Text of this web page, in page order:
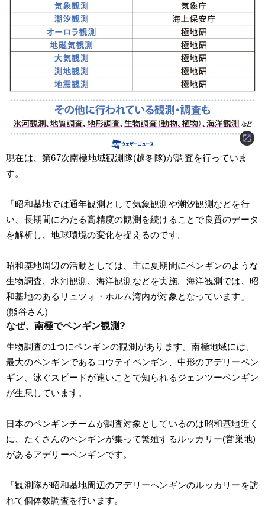
現在は、第67次南極地域観測隊(越冬隊)が調査を行っていま
す。
「昭和基地では通年観測として気象観測や潮汐観測などを行
い、⻑期間にわたる高精度の観測を続けることで良質のデータ
を解析し、地球環境の変化を捉えるのです。
昭和基地周辺の活動としては、主に夏期間にペンギンのような
生物調査、氷河観測、海洋観測などを実施。海洋観測では、昭
和基地のあるリュツォ・ホルム湾内が対象となっています」
(熊谷さん)
なぜ、南極でペンギン観測?
生物調査の1つにペンギンの観測があります。南極地域には、
最大のペンギンであるコウテイペンギン、中形のアデリーペン
ギン、泳ぐスピードが速いことで知られるジェンツーペンギン
が生息しています。
日本のペンギンチームが調査対象としているのは昭和基地近く
に、たくさんのペンギンが集って繁殖するルッカリー(営巣地)
があるアデリーペンギンです。
「観測隊が昭和基地周辺のアデリーペンギンのルッカリーを訪
れて個体数調査を行います。